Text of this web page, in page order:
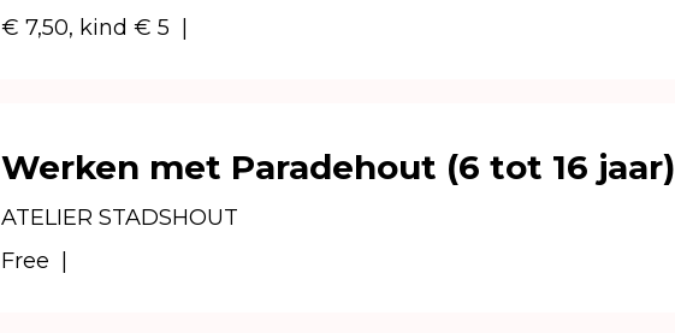
€ 7,50, kind € 5
Werken met Paradehout (6 tot 16 jaar)
ATELIER STADSHOUT
Free